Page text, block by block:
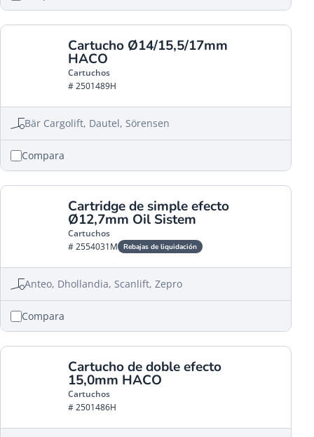
Cartucho Ø14/15,5/17mm
HACO
Cartuchos
# 2501489H
Bär Cargolift, Dautel, Sörensen
Compara
Cartridge de simple efecto
Ø12,7mm Oil Sistem
Cartuchos
# 2554031M
Rebajas de liquidación
Anteo, Dhollandia, Scanlift, Zepro
Compara
Cartucho de doble efecto
15,0mm HACO
Cartuchos
# 2501486H